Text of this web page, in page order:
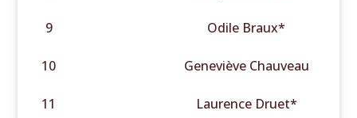
9 Odile Braux*
10 Geneviève Chauveau
11 Laurence Druet*